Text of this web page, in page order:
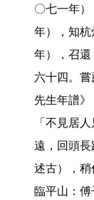
〇七一年
年），知
年），召
六十四。
先生年譜》
「不見居
遠，回頭
述古），稍
臨平山：